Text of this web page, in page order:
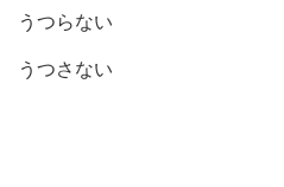
うつらない
うつさない